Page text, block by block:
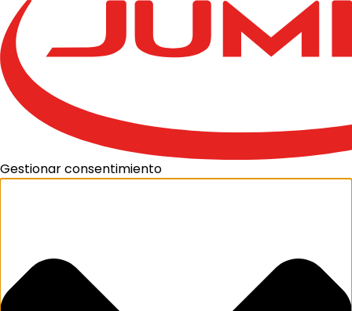
Gestionar consentimiento